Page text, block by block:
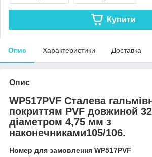
Купити
Опис Характеристики Доставка
Опис
WP517PVF Сталева
покриттям PVF довжиной
діаметром 4,75 мм з
наконечниками105/106.
Номер для замовлення WP517PVF